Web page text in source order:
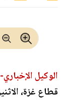
الوكيل الإخباري-